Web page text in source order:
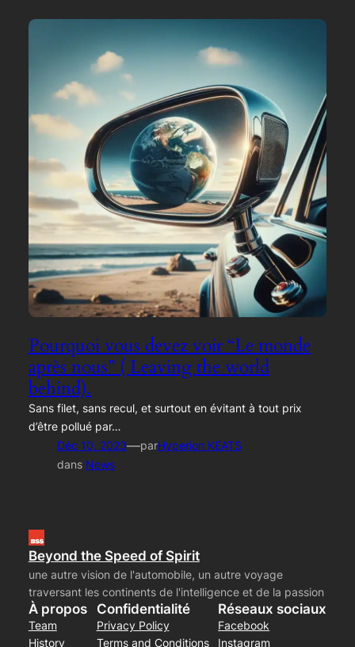
Pourquoi vous devez voir “Le monde
après nous” ( Leaving the world
behind).
Sans filet, sans recul, et surtout en évitant à tout prix
d’être pollué par…
Déc 10, 2023—parHyperion KEATS
dans News
Beyond the Speed of Spirit
une autre vision de l'automobile, un autre voyage
traversant les continents de l'intelligence et de la passion
À propos
Team
History
Confidentialité
Privacy Policy
Terms and Conditions
Réseaux sociaux
Facebook
Instagram